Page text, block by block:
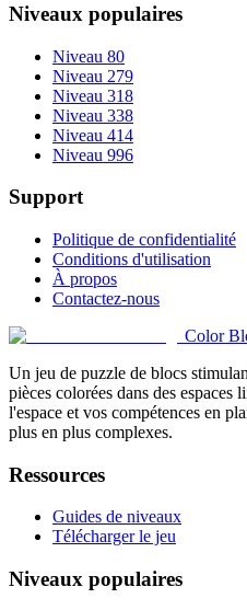
Niveaux populaires
Niveau 80
Niveau 279
Niveau 318
Niveau 338
Niveau 414
Niveau 996
Support
Politique de confidentialité
Conditions d'utilisation
À propos
Contactez-nous
Color
Un jeu de puzzle de blocs
pièces colorées dans des espaces
l'espace et vos compétences en
plus en plus complexes.
Ressources
Guides de niveaux
Télécharger le jeu
Niveaux populaires